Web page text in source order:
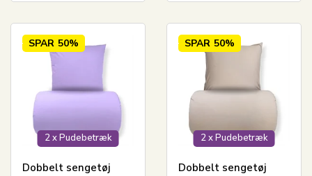
2 x Pudebetræk
SPAR 50%
Dobbelt sengetøj
2 x Pudebetræk
SPAR 50%
Dobbelt sengetøj